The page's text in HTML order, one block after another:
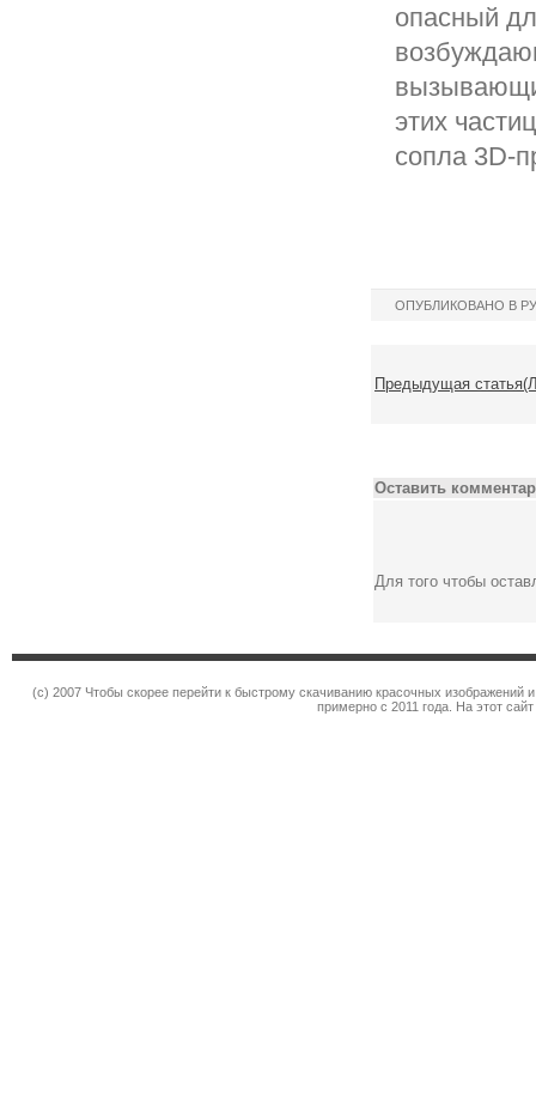
опасный
этих
сопла 3D-
ОПУБЛИКОВАНО В
Предыдущая
Оставить
Для того чтобы
(c) 2007 Чтобы скорее перейти к быстрому скачиванию красочных
примерно с 2011 года. На этот